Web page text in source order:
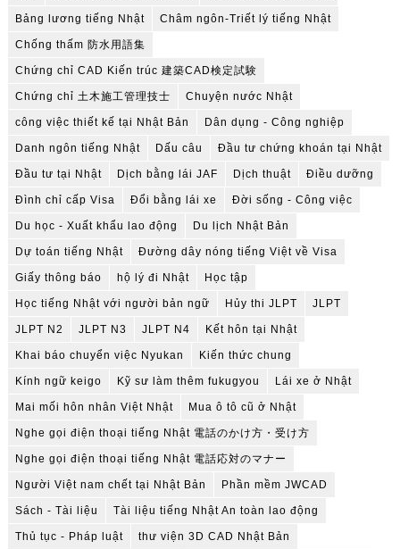
Bảng lương tiếng Nhật Châm ngôn-Triết lý tiếng Nhật
Chống thấm 防水用語集
Chứng chỉ CAD Kiến trúc 建築CAD検定試験
Chứng chỉ 土木施工管理技士 Chuyện nước Nhật
công việc thiết kế tại Nhật Bản Dân dụng - Công nghiệp
Danh ngôn tiếng Nhật Dấu câu Đầu tư chứng khoán tại Nhật
Đầu tư tại Nhật Dịch bằng lái JAF Dịch thuật Điều dưỡng
Đình chỉ cấp Visa Đổi bằng lái xe Đời sống - Công việc
Du học - Xuất khẩu lao động Du lịch Nhật Bản
Dự toán tiếng Nhật Đường dây nóng tiếng Việt về Visa
Giấy thông báo hộ lý đi Nhật Học tập
Học tiếng Nhật với người bản ngữ Hủy thi JLPT JLPT
JLPT N2 JLPT N3 JLPT N4 Kết hôn tại Nhật
Khai báo chuyển việc Nyukan Kiến thức chung
Kính ngữ keigo Kỹ sư làm thêm fukugyou Lái xe ở Nhật
Mai mối hôn nhân Việt Nhật Mua ô tô cũ ở Nhật
Nghe gọi điện thoại tiếng Nhật 電話のかけ方・受け方
Nghe gọi điện thoại tiếng Nhật 電話応対のマナー
Người Việt nam chết tại Nhật Bản Phần mềm JWCAD
Sách - Tài liệu Tài liệu tiếng Nhật An toàn lao động
Thủ tục - Pháp luật thư viện 3D CAD Nhật Bản